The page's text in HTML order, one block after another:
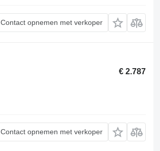
Contact opnemen met verkoper
€ 2.787
Contact opnemen met verkoper